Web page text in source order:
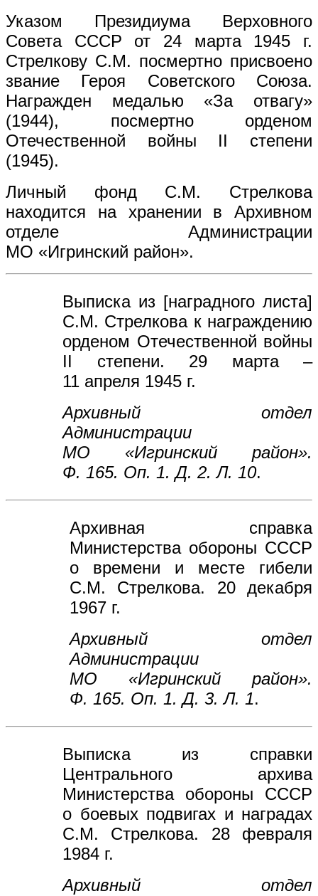
Указом Президиума Верховного
Совета СССР от 24 марта 1945 г.
Стрелкову С.М. посмертно присвоено
звание Героя Советского Союза.
Награжден медалью «За отвагу»
(1944), посмертно орденом
Отечественной войны II степени
(1945).
Личный фонд С.М. Стрелкова
находится на хранении в Архивном
отделе Администрации
МО «Игринский район».
Выписка из [наградного листа]
С.М. Стрелкова к награждению
орденом Отечественной войны
II степени. 29 марта –
11 апреля 1945 г.
Архивный отдел
Администрации
МО «Игринский район».
Ф. 165. Оп. 1. Д. 2. Л. 10.
Архивная справка
Министерства обороны СССР
о времени и месте гибели
С.М. Стрелкова. 20 декабря
1967 г.
Архивный отдел
Администрации
МО «Игринский район».
Ф. 165. Оп. 1. Д. 3. Л. 1.
Выписка из справки
Центрального архива
Министерства обороны СССР
о боевых подвигах и наградах
С.М. Стрелкова. 28 февраля
1984 г.
Архивный отдел